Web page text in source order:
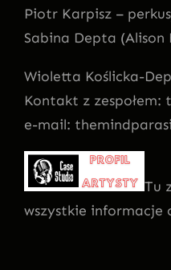
Piotr Karpisz –
Sabina Depta (Alison
Wioletta Koślicka-
Kontakt z zespołem:
e-mail:
Tu
wszystkie informacje